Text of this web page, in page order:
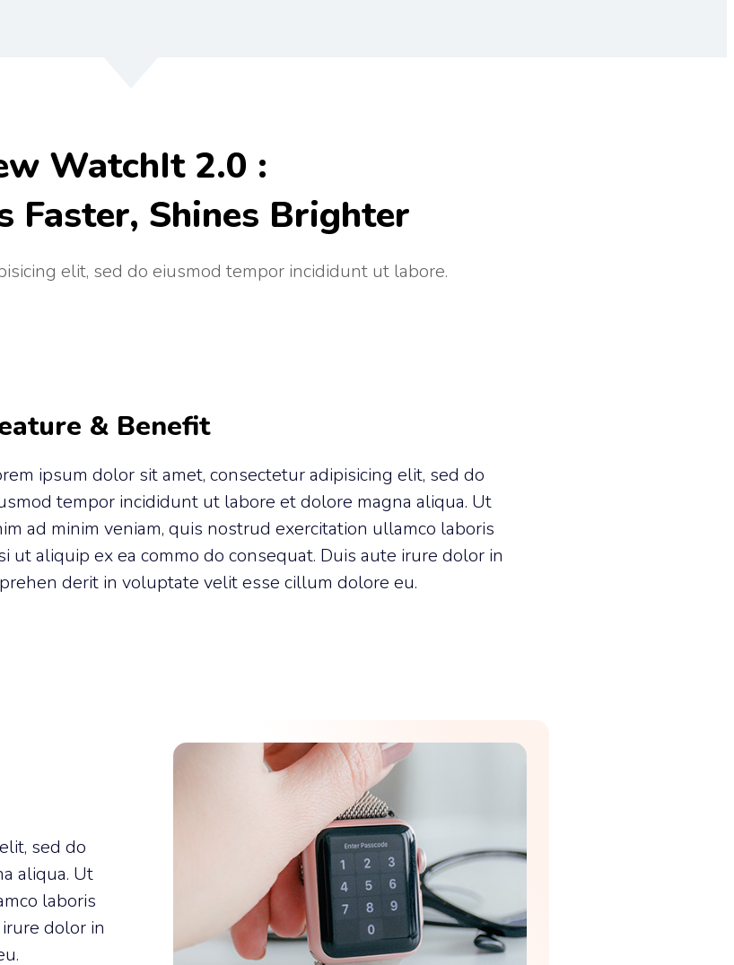
WatchIt 2.0 :
Faster, Shines Brighter
elit, sed do eiusmod tempor incididunt ut labore.
& Benefit
ipsum dolor sit amet, consectetur adipisicing elit, sed do
tempor incididunt ut labore et dolore magna aliqua. Ut
ad minim veniam, quis nostrud exercitation ullamco laboris
ut aliquip ex ea commo do consequat. Duis aute irure dolor in
derit in voluptate velit esse cillum dolore eu.
sed do
aliqua. Ut
laboris
dolor in